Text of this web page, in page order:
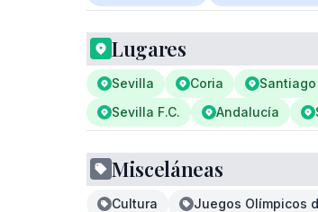
Lugares
Sevilla Coria
Sevilla F.C.
Andalucía
Misceláneas
Cultura Juegos Olímpicos